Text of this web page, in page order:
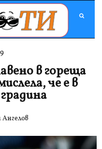
в гореща
че е в